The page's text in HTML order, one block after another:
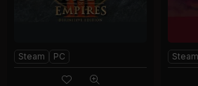
Steam PC Steam